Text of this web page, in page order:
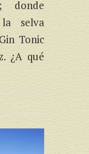
donde
selva
Tonic
¿A qué